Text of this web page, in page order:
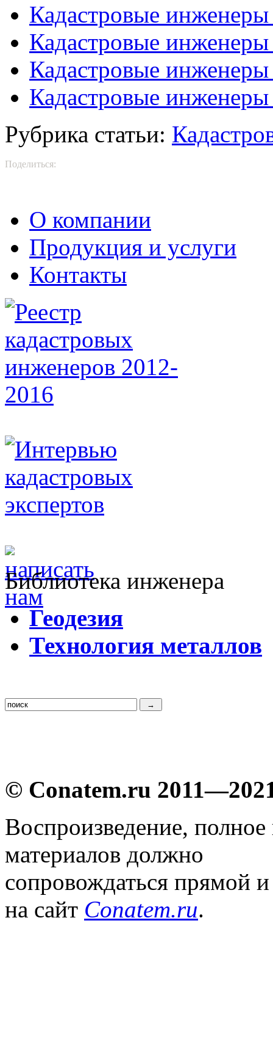
Кадастровые
Кадастровые инженеры
Кадастровые
Кадастровые
Рубрика статьи:
Поделиться:
О компании
Продукция и услуги
Контакты
Библиотека инженера
Геодезия
Технология металлов
© Conatem.ru
Воспроизведение,
материалов должно
сопровождаться прямой
на сайт Conatem.ru.